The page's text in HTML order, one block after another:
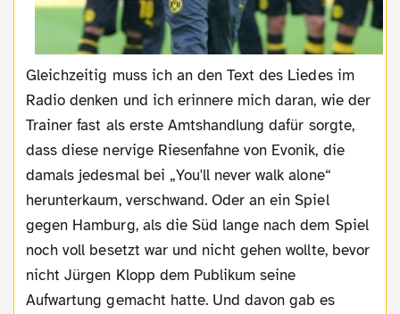
Gleichzeitig muss ich an den Text des Liedes im
Radio denken und ich erinnere mich daran, wie der
Trainer fast als erste Amtshandlung dafür sorgte,
dass diese nervige Riesenfahne von Evonik, die
damals jedesmal bei „You'll never walk alone“
herunterkaum, verschwand. Oder an ein Spiel
gegen Hamburg, als die Süd lange nach dem Spiel
noch voll besetzt war und nicht gehen wollte, bevor
nicht Jürgen Klopp dem Publikum seine
Aufwartung gemacht hatte. Und davon gab es